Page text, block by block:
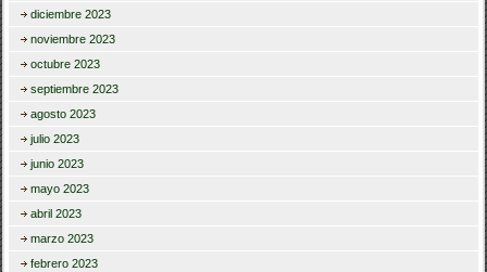
diciembre 2023
noviembre 2023
octubre 2023
septiembre 2023
agosto 2023
julio 2023
junio 2023
mayo 2023
abril 2023
marzo 2023
febrero 2023